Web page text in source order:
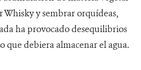
Whisky y sembrar orquídeas,
ha provocado desequilibrios
que debiera almacenar el agua.